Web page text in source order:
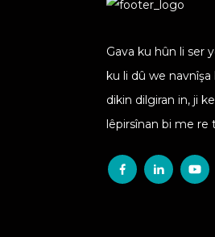
J14-
Gava ku hûn li ser
ku li dû we
dikin dilgiran in, ji
lêpirsînan bi me re